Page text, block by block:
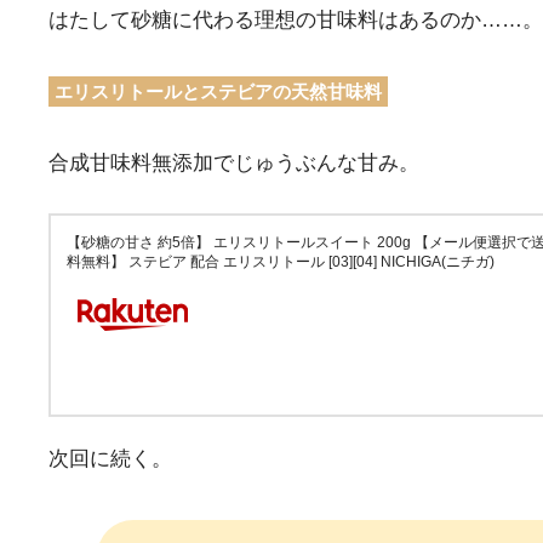
はたして砂糖に代わる理想の甘味料はあるのか……。
エリスリトールとステビアの天然甘味料
合成甘味料無添加でじゅうぶんな甘み。
【砂糖の甘さ 約5倍】 エリスリトールスイート 200g 【メール便選択で
料無料】 ステビア 配合 エリスリトール [03][04] NICHIGA(ニチガ)
次回に続く。